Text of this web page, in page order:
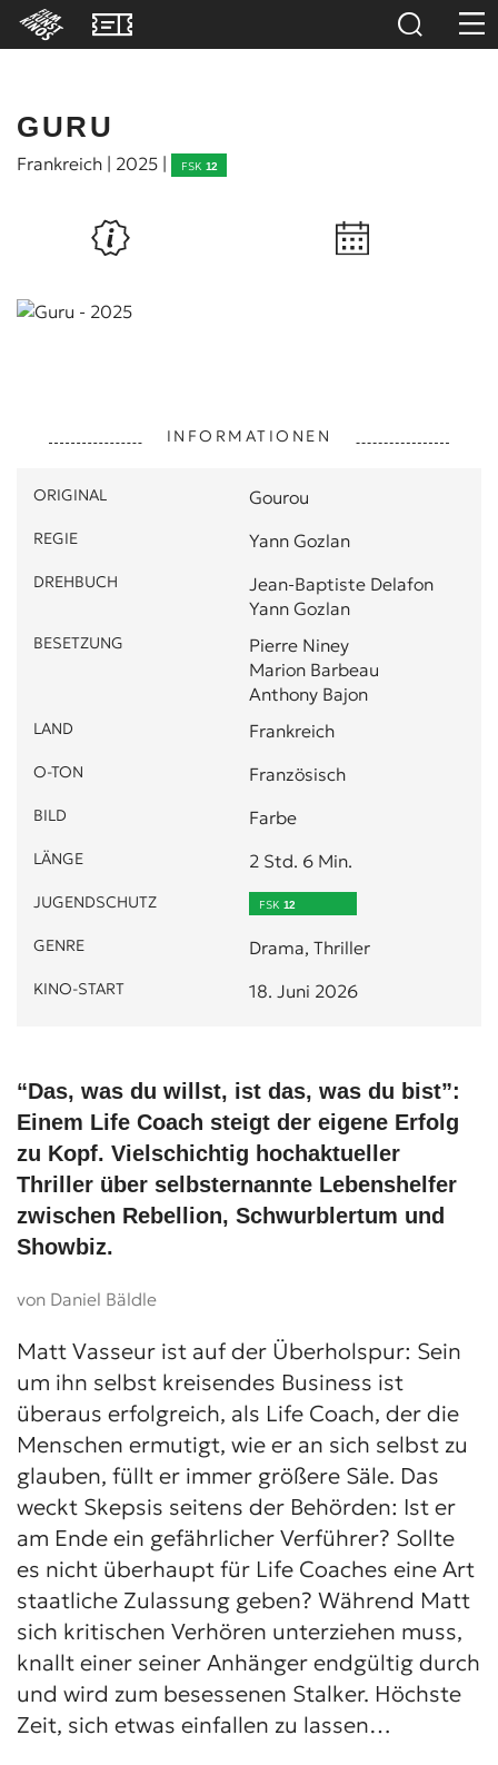
GURU
Frankreich | 2025 | FSK 12
INFORMATIONEN
ORIGINAL Gourou
REGIE Yann Gozlan
DREHBUCH
Jean-Baptiste Delafon
Yann Gozlan
BESETZUNG
Pierre Niney
Marion Barbeau
Anthony Bajon
LAND Frankreich
O-TON Französisch
BILD Farbe
LÄNGE 2 Std. 6 Min.
JUGENDSCHUTZ FSK 12
GENRE Drama, Thriller
KINO-START 18. Juni 2026
“Das, was du willst, ist das, was du bist”:
Einem Life Coach steigt der eigene Erfolg
zu Kopf. Vielschichtig hochaktueller
Thriller über selbsternannte Lebenshelfer
zwischen Rebellion, Schwurblertum und
Showbiz.
von Daniel Bäldle
Matt Vasseur ist auf der Überholspur: Sein
um ihn selbst kreisendes Business ist
überaus erfolgreich, als Life Coach, der die
Menschen ermutigt, wie er an sich selbst zu
glauben, füllt er immer größere Säle. Das
weckt Skepsis seitens der Behörden: Ist er
am Ende ein gefährlicher Verführer? Sollte
es nicht überhaupt für Life Coaches eine Art
staatliche Zulassung geben? Während Matt
sich kritischen Verhören unterziehen muss,
knallt einer seiner Anhänger endgültig durch
und wird zum besessenen Stalker. Höchste
Zeit, sich etwas einfallen zu lassen…